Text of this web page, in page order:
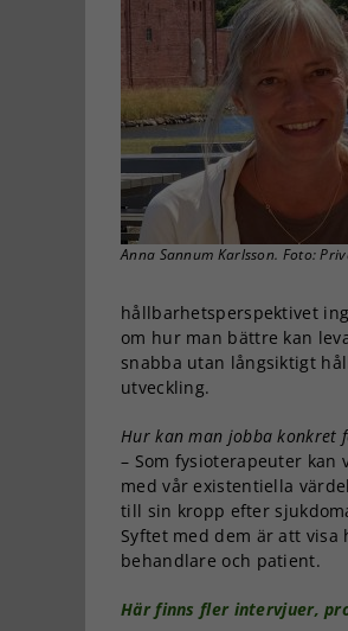
Anna Sannum Karlsson. Foto:
hållbarhetsperspektivet
om hur man bättre kan
snabba utan långsiktigt
utveckling.
Hur kan man jobba konkret
– Som fysioterapeuter
med vår existentiella
till sin kropp efter
Syftet med dem är att
behandlare och patient.
Här finns fler intervjuer,